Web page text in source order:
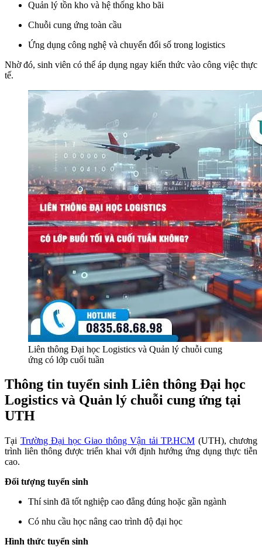
Quản lý tồn kho và hệ thống kho bãi
Chuỗi cung ứng toàn cầu
Ứng dụng công nghệ và chuyển đổi số trong logistics
Nhờ đó, sinh viên có thể áp dụng ngay kiến thức vào công việc thực
tế.
Liên thông Đại học Logistics và Quản lý chuỗi cung
ứng có lớp cuối tuần
Thông tin tuyển sinh Liên thông Đại học
Logistics và Quản lý chuỗi cung ứng tại
UTH
Tại Trường Đại học Giao thông Vận tải TP.HCM (UTH), chương
trình liên thông được triển khai với định hướng ứng dụng thực tiễn
cao.
Đối tượng tuyển sinh
Thí sinh đã tốt nghiệp cao đẳng đúng hoặc gần ngành
Có nhu cầu học nâng cao trình độ đại học
Hình thức tuyển sinh